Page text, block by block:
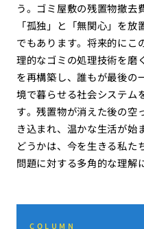
う。ゴミ屋敷の残置物撤去
「孤独」と「無関心」を
でもあります。将来的にこ
理的なゴミの処理技術を磨
を再構築し、誰もが最後の
境で暮らせる社会システム
す。残置物が消えた後の空
き込まれ、温かな生活が始
どうかは、今を生きる私た
問題に対する多角的な理解
COLUMN